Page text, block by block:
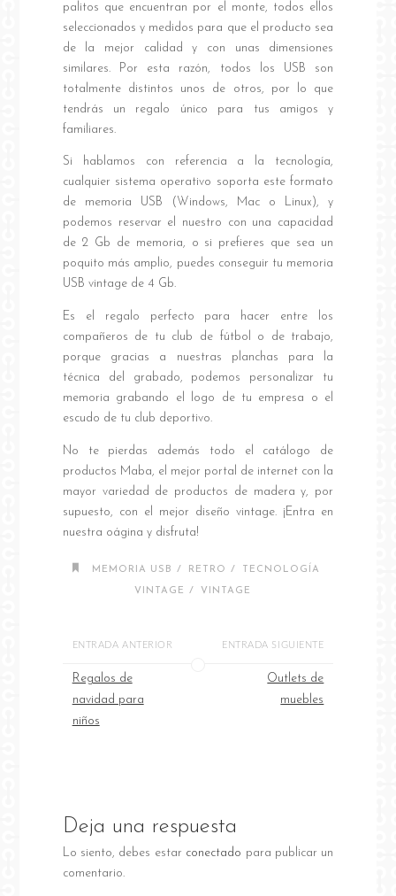
palitos que encuentran por el monte, todos ellos
seleccionados y medidos para que el producto sea
de la mejor calidad y con unas dimensiones
similares. Por esta razón, todos los USB son
totalmente distintos unos de otros, por lo que
tendrás un regalo único para tus amigos y
familiares.
Si hablamos con referencia a la tecnología,
cualquier sistema operativo soporta este formato
de memoria USB (Windows, Mac o Linux), y
podemos reservar el nuestro con una capacidad
de 2 Gb de memoria, o si prefieres que sea un
poquito más amplio, puedes conseguir tu memoria
USB vintage de 4 Gb.
Es el regalo perfecto para hacer entre los
compañeros de tu club de fútbol o de trabajo,
porque gracias a nuestras planchas para la
técnica del grabado, podemos personalizar tu
memoria grabando el logo de tu empresa o el
escudo de tu club deportivo.
No te pierdas además todo el catálogo de
productos Maba, el mejor portal de internet con la
mayor variedad de productos de madera y, por
supuesto, con el mejor diseño vintage. ¡Entra en
nuestra oágina y disfruta!
MEMORIA USB / RETRO / TECNOLOGÍA
VINTAGE / VINTAGE
ENTRADA ANTERIOR
Regalos de
navidad para
niños
ENTRADA SIGUIENTE
Outlets de
muebles
Deja una respuesta
Lo siento, debes estar conectado para publicar un
comentario.